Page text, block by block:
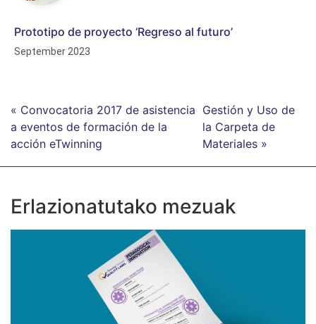
Prototipo de proyecto ‘Regreso al futuro’
September 2023
« Convocatoria 2017 de asistencia
a eventos de formación de la
acción eTwinning
Gestión y Uso de
la Carpeta de
Materiales »
Erlazionatutako mezuak